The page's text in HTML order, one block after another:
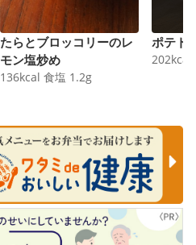
たらとブロッコリーのレ
モン塩炒め
136kcal 食塩 1.2g
ポテト
202kcal